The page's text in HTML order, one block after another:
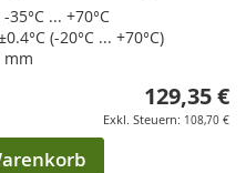
... +70°C
(-20°C ... +70°C)
mm
129,35 €
108,70 €